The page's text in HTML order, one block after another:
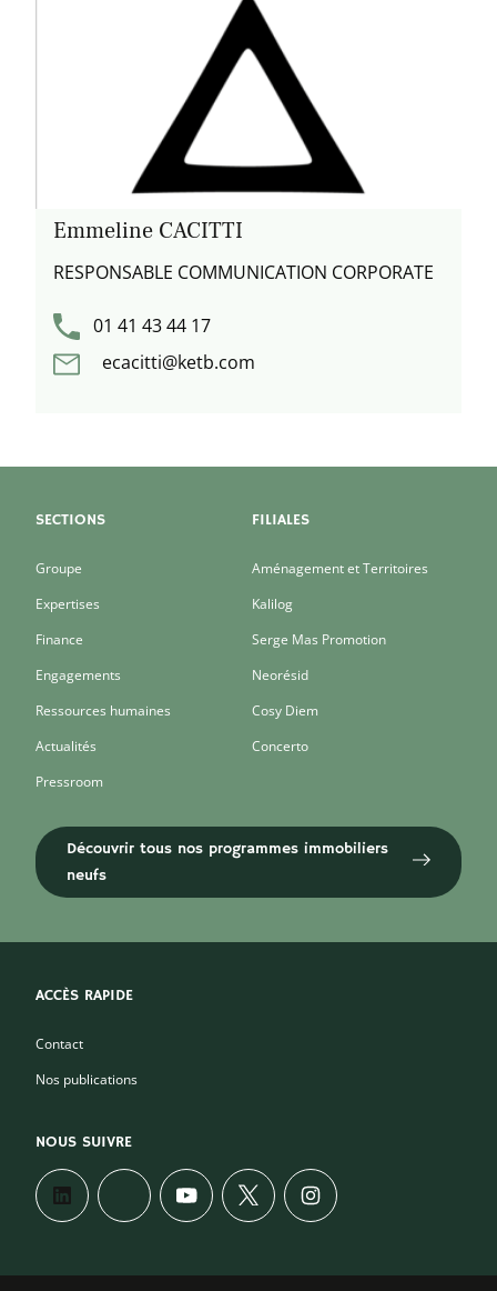
Emmeline CACITTI
RESPONSABLE COMMUNICATION CORPORATE
01 41 43 44 17
ecacitti@ketb.com
SECTIONS
Groupe
Expertises
Finance
Engagements
Ressources humaines
Actualités
Pressroom
FILIALES
Aménagement et Territoires
Kalilog
Serge Mas Promotion
Neorésid
Cosy Diem
Concerto
Découvrir tous nos programmes immobiliers
neufs
ACCÈS RAPIDE
Contact
Nos publications
NOUS SUIVRE